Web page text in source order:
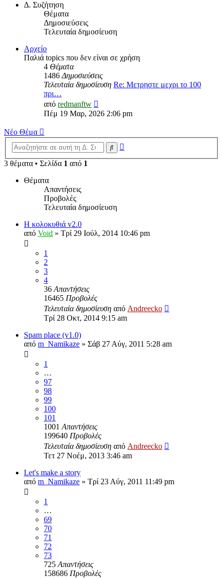
Δ. Συζήτηση
Θέματα
Δημοσιεύσεις
Τελευταία δημοσίευση
Αρχείο
Παλιά topics που δεν είναι σε χρήση
4 Θέματα
1486 Δημοσιεύσεις
Τελευταία δημοσίευση Re: Μετρηστε μεχρι το 100
πρι…
από redmanftw
της
τελευταίας
Πέμ 19 Μαρ, 2026 2:06 pm
Νέο Θέμα
Αναζήτηση
3 θέματα • Σελίδα 1 από 1
Θέματα
Απαντήσεις
Προβολές
Τελευταία δημοσίευση
Η κολοκυθιά v2.0
από Void » Τρί 29 Ιούλ, 2014 10:46 pm
1
2
3
4
36 Απαντήσεις
16465 Προβολές
Τελευταία δημοσίευση από Andreecko
Τρί 28 Οκτ, 2014 9:15 am
Spam place (v1.0)
από m_Namikaze » Σάβ 27 Αύγ, 2011 5:28 am
1
…
97
98
99
100
101
1001 Απαντήσεις
199640 Προβολές
Τελευταία δημοσίευση από Andreecko
Τετ 27 Νοέμ, 2013 3:46 am
Let's make a story
από m_Namikaze » Τρί 23 Αύγ, 2011 11:49 pm
1
…
69
70
71
72
73
725 Απαντήσεις
158686 Προβολές